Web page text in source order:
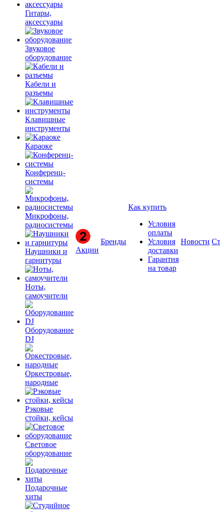
Гитары,
аксессуары
Звуковое
оборудование
Кабели и
разъемы
Клавишные
инструменты
Караоке
Конференц-
системы
Микрофоны,
радиосистемы
Наушники и
гарнитуры
Ноты,
самоучители
Оборудование
DJ
Оркестровые,
народные
Рэковые
стойки, кейсы
Световое
оборудование
Подарочные
хиты
Акции
Бренды
Как купить
Условия
оплаты
Условия
доставки
Гарантия
на товар
Новости